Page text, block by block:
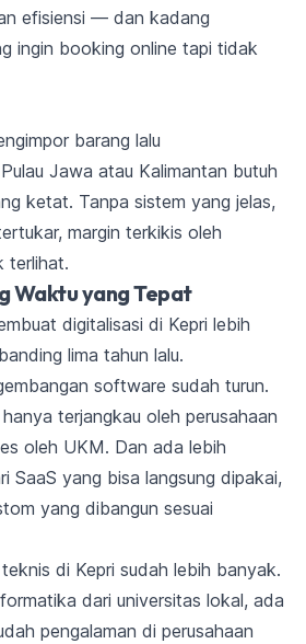
efisiensi — dan kadang
ingin booking online tapi tidak
barang lalu
Jawa atau Kalimantan butuh
ketat. Tanpa sistem yang jelas,
margin terkikis oleh
terlihat.
Waktu yang Tepat
digitalisasi di Kepri lebih
lima tahun lalu.
software sudah turun.
terjangkau oleh perusahaan
oleh UKM. Dan ada lebih
SaaS yang bisa langsung dipakai,
yang dibangun sesuai
di Kepri sudah lebih banyak.
dari universitas lokal, ada
pengalaman di perusahaan